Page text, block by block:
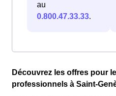
au
0.800.47.33.33.
Découvrez les offres pour
professionnels à Saint-